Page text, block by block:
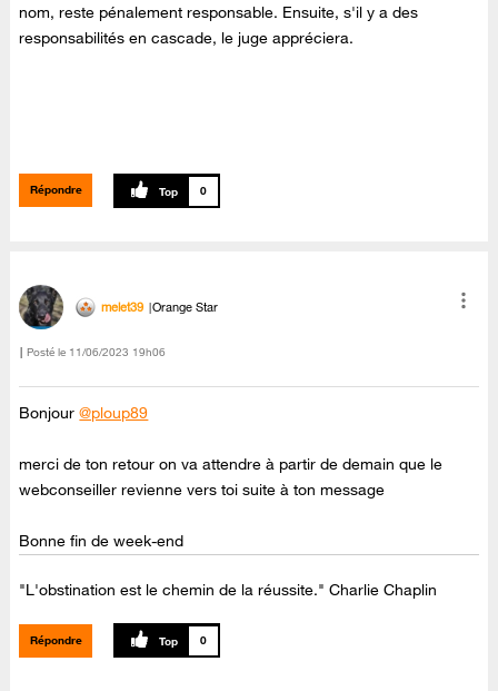
nom, reste pénalement responsable. Ensuite, s'il y a des
responsabilités en cascade, le juge appréciera.
Répondre 0
melet39 Orange Star
Posté le ‎11/06/2023 19h06
Bonjour@ploup89
merci de ton retour on va attendre à partir de demain que le
webconseiller revienne vers toi suite à ton message
Bonne fin de week-end
"L'obstination est le chemin de la réussite." Charlie Chaplin
Répondre 0